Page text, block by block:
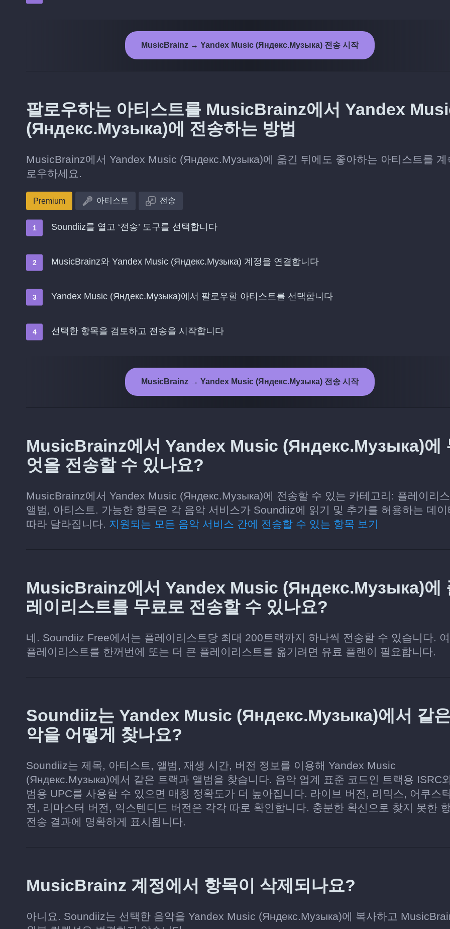
MusicBrainz → Yandex Music (Яндекс.Музыка) 전송 시작
팔로우하는 아티스트를 MusicBrainz에서 Yandex
(Яндекс.Музыка)에 전송하는 방법
MusicBrainz에서 Yandex Music (Яндекс.Музыка)에 옮긴 뒤에도 좋아하는 아티스트를 계
로우하세요.
Premium 아티스트 전송
Soundiiz를 열고 ‘전송’ 도구를 선택합니다
MusicBrainz와 Yandex Music (Яндекс.Музыка) 계정을 연결합니다
Yandex Music (Яндекс.Музыка)에서 팔로우할 아티스트를 선택합니다
선택한 항목을 검토하고 전송을 시작합니다
MusicBrainz → Yandex Music (Яндекс.Музыка) 전송 시작
MusicBrainz에서 Yandex Music (Яндекс.Музыка)에
엇을 전송할 수 있나요?
MusicBrainz에서 Yandex Music (Яндекс.Музыка)에 전송할 수 있는 카테고리: 플레이리
앨범, 아티스트. 가능한 항목은 각 음악 서비스가 Soundiiz에 읽기 및 추가를 허용하는 데이
따라 달라집니다. 지원되는 모든 음악 서비스 간에 전송할 수 있는 항목 보기
MusicBrainz에서 Yandex Music (Яндекс.Музыка)에
레이리스트를 무료로 전송할 수 있나요?
네. Soundiiz Free에서는 플레이리스트당 최대 200트랙까지 하나씩 전송할 수 있습니다.
플레이리스트를 한꺼번에 또는 더 큰 플레이리스트를 옮기려면 유료 플랜이 필요합니다.
Soundiiz는 Yandex Music (Яндекс.Музыка)에서 같
악을 어떻게 찾나요?
Soundiiz는 제목, 아티스트, 앨범, 재생 시간, 버전 정보를 이용해 Yandex Music
(Яндекс.Музыка)에서 같은 트랙과 앨범을 찾습니다. 음악 업계 표준 코드인 트랙용 ISRC
범용 UPC를 사용할 수 있으면 매칭 정확도가 더 높아집니다. 라이브 버전, 리믹스, 어쿠스
전, 리마스터 버전, 익스텐디드 버전은 각각 따로 확인합니다. 충분한 확신으로 찾지 못한
전송 결과에 명확하게 표시됩니다.
MusicBrainz 계정에서 항목이 삭제되나요?
아니요. Soundiiz는 선택한 음악을 Yandex Music (Яндекс.Музыка)에 복사하고